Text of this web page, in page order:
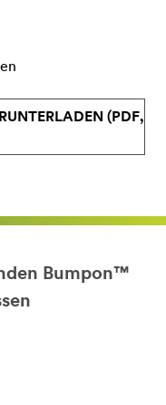
(PDF,
Bumpon™